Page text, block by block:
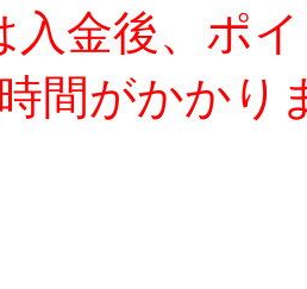
入金後、ポ
間がかかり